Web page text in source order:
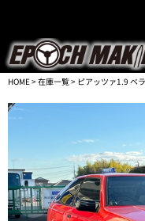
HOME>在庫一覧> ピアッツァ1.9 ベ